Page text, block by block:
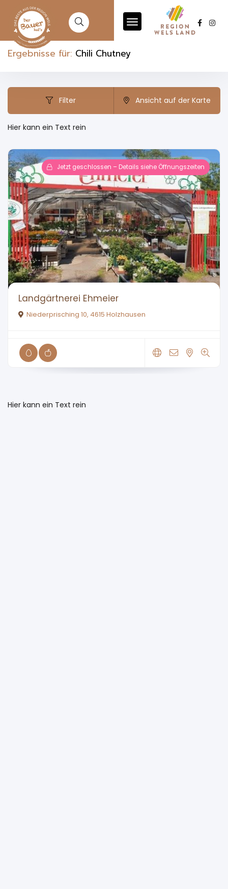
Ergebnisse für: Chili Chutney
Filter Ansicht auf der Karte
Hier kann ein Text rein
Jetzt geschlossen – Details siehe Öffnungszeiten
Landgärtnerei Ehmeier
Niederprisching 10, 4615 Holzhausen
Hier kann ein Text rein